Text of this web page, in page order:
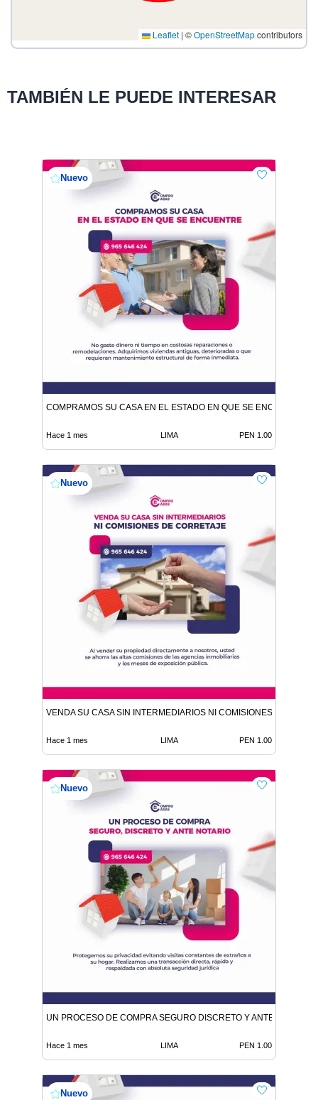
Leaflet | ©OpenStreetMapcontributors
TAMBIÉN LE PUEDE INTERESAR
Nuevo
COMPRAMOS SU CASA EN EL ESTADO EN QUE SE ENCUENTRE
Hace 1 mes LIMA PEN 1.00
Nuevo
VENDA SU CASA SIN INTERMEDIARIOS NI COMISIONES DE
Hace 1 mes LIMA PEN 1.00
Nuevo
UN PROCESO DE COMPRA SEGURO DISCRETO Y ANTE NOTARIO
Hace 1 mes LIMA PEN 1.00
Nuevo